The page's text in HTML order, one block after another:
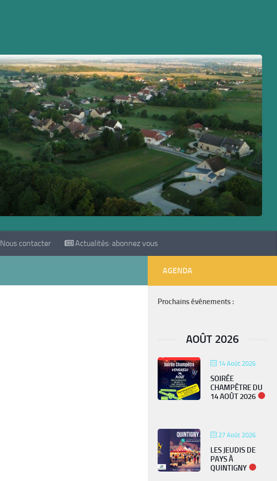
Nous contacter Actualités: abonnez vous
AGENDA
Prochains événements :
AOÛT 2026
14 Août 2026
SOIRÉE
CHAMPÊTRE DU
14 AOÛT 2026
27 Août 2026
LES JEUDIS DE
PAYS À
QUINTIGNY